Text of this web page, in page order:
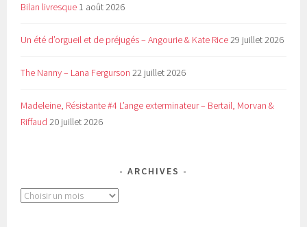
Bilan livresque 1 août 2026
Un été d’orgueil et de préjugés – Angourie & Kate Rice29 juillet 2026
The Nanny – Lana Fergurson 22 juillet 2026
Madeleine, Résistante #4 L’ange exterminateur – Bertail, Morvan &
Riffaud 20 juillet 2026
ARCHIVES
Archives